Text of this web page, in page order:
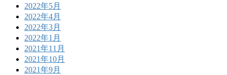
2022年5月
2022年4月
2022年3月
2022年1月
2021年11月
2021年10月
2021年9月